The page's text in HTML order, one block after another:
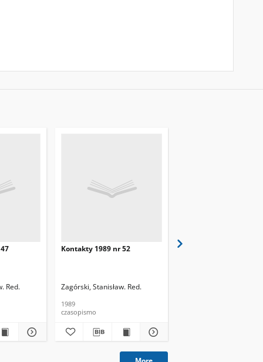
Red.
Kontakty 1989 nr 52
Zagórski, Stanisław. Red.
1989
czasopismo